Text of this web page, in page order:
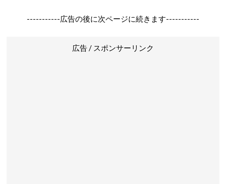
-----------広告の後に次ページに続きます-----------
広告 / スポンサーリンク